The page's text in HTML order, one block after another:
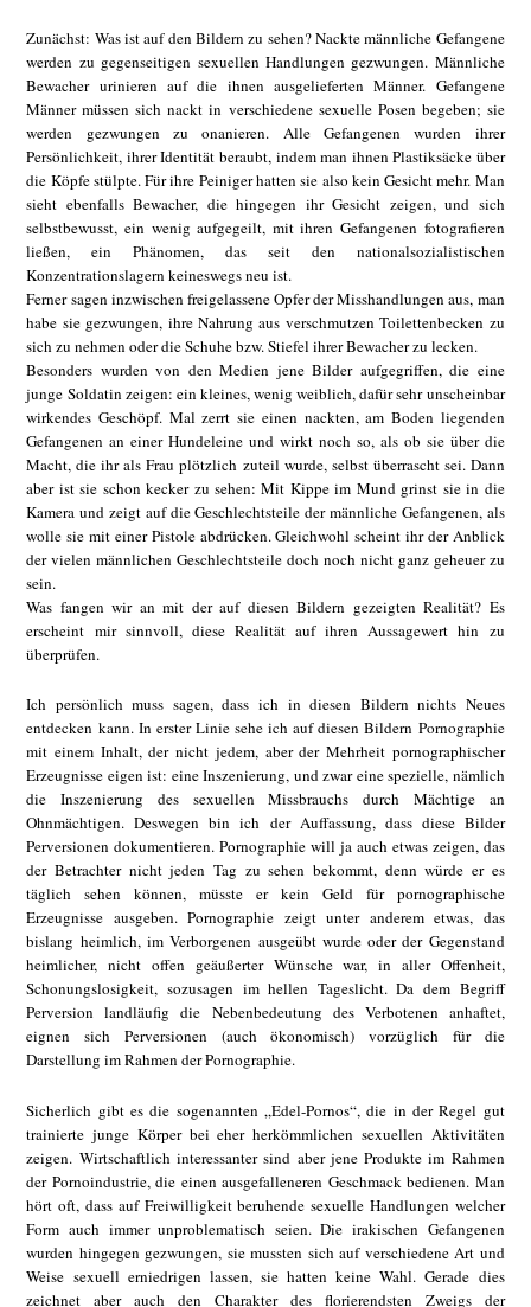
Zunächst: Was ist auf den Bildern zu sehen? Nackte männliche Gefangene
werden zu gegenseitigen sexuellen Handlungen gezwungen. Männliche
Bewacher urinieren auf die ihnen ausgelieferten Männer. Gefangene
Männer müssen sich nackt in verschiedene sexuelle Posen begeben; sie
werden gezwungen zu onanieren. Alle Gefangenen wurden ihrer
Persönlichkeit, ihrer Identität beraubt, indem man ihnen Plastiksäcke über
die Köpfe stülpte. Für ihre Peiniger hatten sie also kein Gesicht mehr. Man
sieht ebenfalls Bewacher, die hingegen ihr Gesicht zeigen, und sich
selbstbewusst, ein wenig aufgegeilt, mit ihren Gefangenen fotografieren
ließen, ein Phänomen, das seit den nationalsozialistischen
Konzentrationslagern keineswegs neu ist.
Ferner sagen inzwischen freigelassene Opfer der Misshandlungen aus, man
habe sie gezwungen, ihre Nahrung aus verschmutzen Toilettenbecken zu
sich zu nehmen oder die Schuhe bzw. Stiefel ihrer Bewacher zu lecken.
Besonders wurden von den Medien jene Bilder aufgegriffen, die eine
junge Soldatin zeigen: ein kleines, wenig weiblich, dafür sehr unscheinbar
wirkendes Geschöpf. Mal zerrt sie einen nackten, am Boden liegenden
Gefangenen an einer Hundeleine und wirkt noch so, als ob sie über die
Macht, die ihr als Frau plötzlich zuteil wurde, selbst überrascht sei. Dann
aber ist sie schon kecker zu sehen: Mit Kippe im Mund grinst sie in die
Kamera und zeigt auf die Geschlechtsteile der männliche Gefangenen, als
wolle sie mit einer Pistole abdrücken. Gleichwohl scheint ihr der Anblick
der vielen männlichen Geschlechtsteile doch noch nicht ganz geheuer zu
sein.
Was fangen wir an mit der auf diesen Bildern gezeigten Realität? Es
erscheint mir sinnvoll, diese Realität auf ihren Aussagewert hin zu
überprüfen.
Ich persönlich muss sagen, dass ich in diesen Bildern nichts Neues
entdecken kann. In erster Linie sehe ich auf diesen Bildern Pornographie
mit einem Inhalt, der nicht jedem, aber der Mehrheit pornographischer
Erzeugnisse eigen ist: eine Inszenierung, und zwar eine spezielle, nämlich
die Inszenierung des sexuellen Missbrauchs durch Mächtige an
Ohnmächtigen. Deswegen bin ich der Auffassung, dass diese Bilder
Perversionen dokumentieren. Pornographie will ja auch etwas zeigen, das
der Betrachter nicht jeden Tag zu sehen bekommt, denn würde er es
täglich sehen können, müsste er kein Geld für pornographische
Erzeugnisse ausgeben. Pornographie zeigt unter anderem etwas, das
bislang heimlich, im Verborgenen ausgeübt wurde oder der Gegenstand
heimlicher, nicht offen geäußerter Wünsche war, in aller Offenheit,
Schonungslosigkeit, sozusagen im hellen Tageslicht. Da dem Begriff
Perversion landläufig die Nebenbedeutung des Verbotenen anhaftet,
eignen sich Perversionen (auch ökonomisch) vorzüglich für die
Darstellung im Rahmen der Pornographie.
Sicherlich gibt es die sogenannten „Edel-Pornos“, die in der Regel gut
trainierte junge Körper bei eher herkömmlichen sexuellen Aktivitäten
zeigen. Wirtschaftlich interessanter sind aber jene Produkte im Rahmen
der Pornoindustrie, die einen ausgefalleneren Geschmack bedienen. Man
hört oft, dass auf Freiwilligkeit beruhende sexuelle Handlungen welcher
Form auch immer unproblematisch seien. Die irakischen Gefangenen
wurden hingegen gezwungen, sie mussten sich auf verschiedene Art und
Weise sexuell erniedrigen lassen, sie hatten keine Wahl. Gerade dies
zeichnet aber auch den Charakter des florierendsten Zweigs der